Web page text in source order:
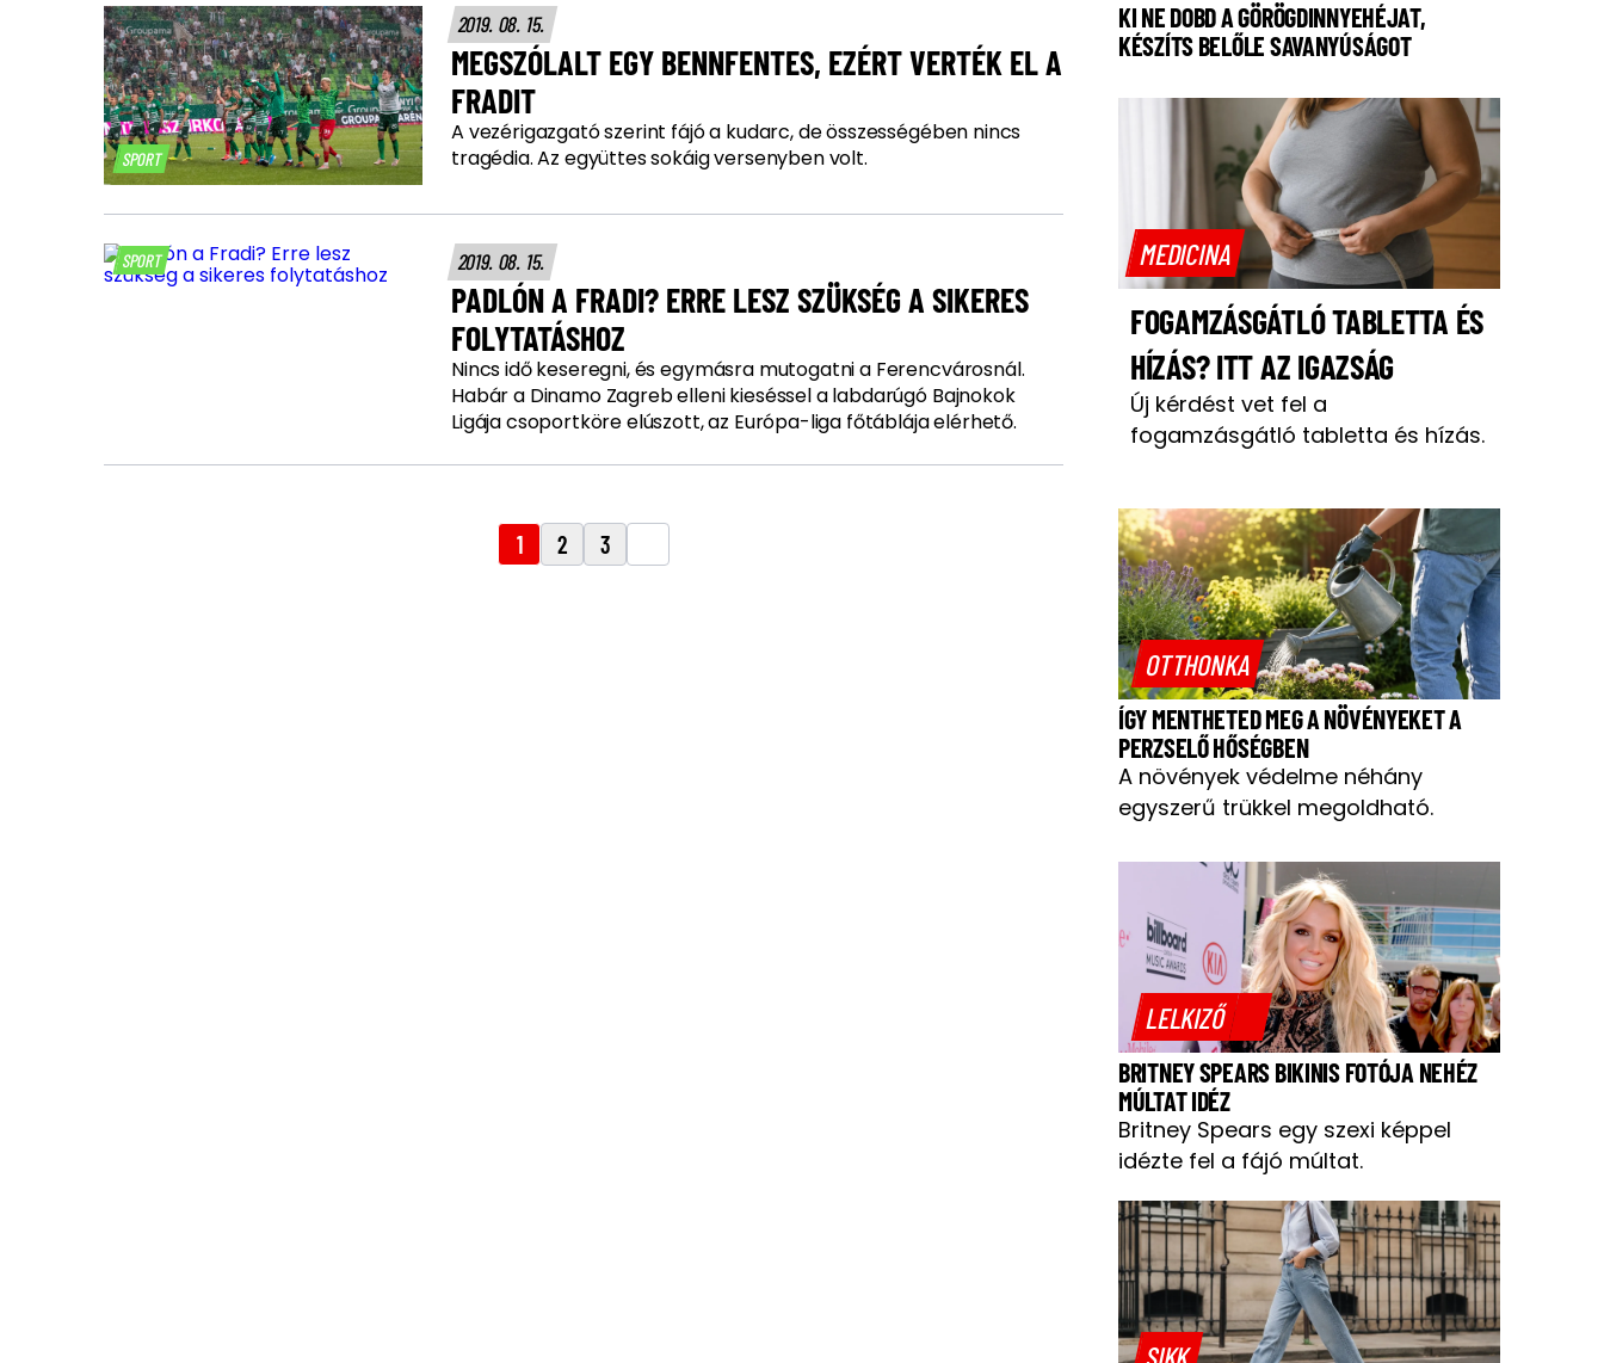
SPORT
2019. 08. 15.
MEGSZÓLALT EGY BENNFENTES, EZÉRT VERTÉK EL A
FRADIT
A vezérigazgató szerint fájó a kudarc, de összességében nincs
tragédia. Az együttes sokáig versenyben volt.
SPORT 2019. 08. 15.
PADLÓN A FRADI? ERRE LESZ SZÜKSÉG A SIKERES
FOLYTATÁSHOZ
Nincs idő keseregni, és egymásra mutogatni a Ferencvárosnál.
Habár a Dinamo Zagreb elleni kieséssel a labdarúgó Bajnokok
Ligája csoportköre elúszott, az Európa-liga főtáblája elérhető.
1 2 3
KI NE DOBD A GÖRÖGDINNYEHÉJAT,
KÉSZÍTS BELŐLE SAVANYÚSÁGOT
MEDICINA
FOGAMZÁSGÁTLÓ TABLETTA ÉS
HÍZÁS? ITT AZ IGAZSÁG
Új kérdést vet fel a
fogamzásgátló tabletta és hízás.
OTTHONKA
ÍGY MENTHETED MEG A NÖVÉNYEKET A
PERZSELŐ HŐSÉGBEN
A növények védelme néhány
egyszerű trükkel megoldható.
LELKIZŐ
BRITNEY SPEARS BIKINIS FOTÓJA NEHÉZ
MÚLTAT IDÉZ
Britney Spears egy szexi képpel
idézte fel a fájó múltat.
SIKK